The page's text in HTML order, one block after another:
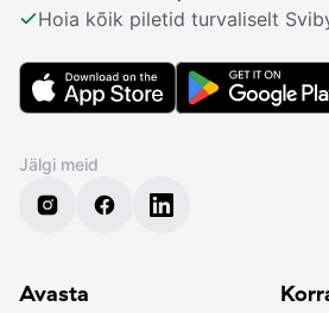
Hoia kõik piletid turvaliselt
Jälgi meid
Avasta